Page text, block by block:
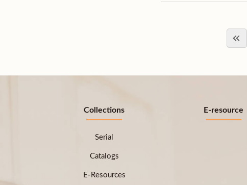
Collections
Serial
Catalogs
E-Resources
E-resource